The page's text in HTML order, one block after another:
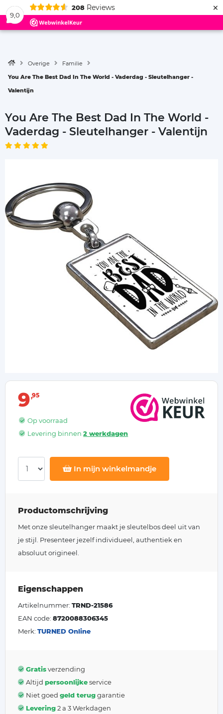
9,0
208 Reviews ×
Menu
Overige
Familie
You Are The Best Dad In The World - Vaderdag - Sleutelhanger -
Valentijn
You Are The Best Dad In The World -
Vaderdag - Sleutelhanger - Valentijn
9 95
Op voorraad
Levering binnen2 werkdagen
In mijn winkelmandje
Productomschrijving
Met onze sleutelhanger maakt je sleutelbos deel uit van
je stijl. Presenteer jezelf individueel, authentiek en
absoluut origineel.
Eigenschappen
Artikelnummer: TRND-21586
EAN code: 8720088306345
Merk: TURNED Online
Gratisverzending
Altijd persoonlijkeservice
Niet goed geld teruggarantie
Levering2 a 3 Werkdagen